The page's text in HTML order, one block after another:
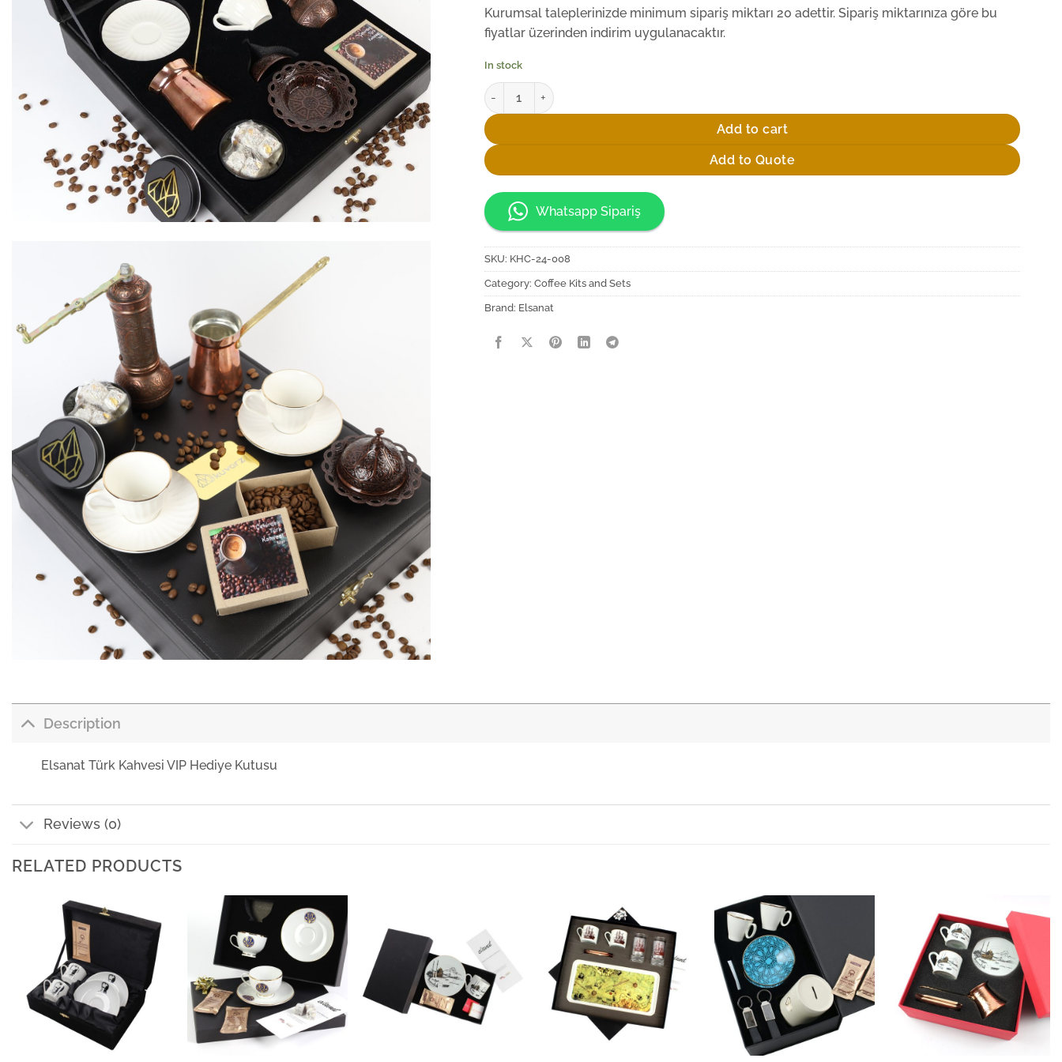
Kurumsal taleplerinizde minimum sipariş miktarı 20 adettir. Sipariş miktarınıza göre bu
fiyatlar üzerinden indirim uygulanacaktır.
In stock
Elsanat Türk Kahvesi VIP Hediye Kutusu quantity
Add to cart
Add to Quote
Whatsapp Sipariş
SKU: KHC-24-008
Category: Coffee Kits and Sets
Brand: Elsanat
Description
Elsanat Türk Kahvesi VIP Hediye Kutusu
Reviews (0)
RELATED PRODUCTS